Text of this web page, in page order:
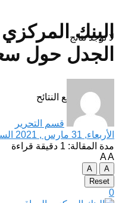
لا توجد نتائج
مشاهدة جميع النتائح
البنك
الجدل حول
قسم التحرير
الأربعاء, 31 مارس , 2021 الساعة 11:13 صباحًا (مكة المكرمة)
مدة المقالة: 1 دقيقة قراءة
AA
A
A
Reset
0